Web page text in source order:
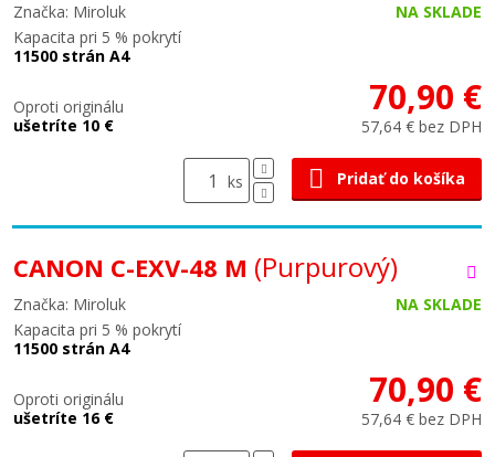
Značka: Miroluk
NA SKLADE
Kapacita pri 5 % pokrytí
11500 strán A4
Oproti originálu
ušetríte 10 €
70,90 €
57,64 € bez DPH
ks Pridať do košíka
CANON C-EXV-48 M (Purpurový)
Značka: Miroluk
NA SKLADE
Kapacita pri 5 % pokrytí
11500 strán A4
Oproti originálu
ušetríte 16 €
70,90 €
57,64 € bez DPH